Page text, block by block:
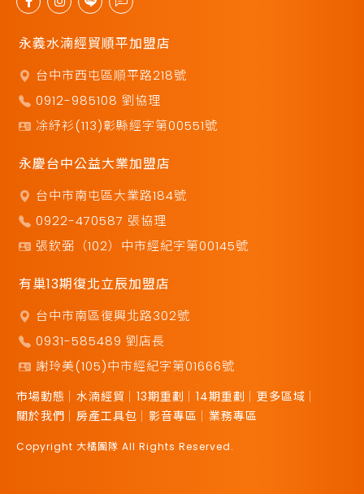
永義水湳經貿順平加盟店
台中市西屯區順平路218號
0912-985108 劉協理
凃紓衫(113)彰縣經字第00551號
永慶台中公益大業加盟店
台中市南屯區大業路184號
0922-470587 張協理
張欽弼（102）中市經紀字第00145號
有巢13期復北立辰加盟店
台中市南區復興北路302號
0931-585489 劉店長
謝玲美(105)中市經紀字第01666號
市場動態 水湳經貿 13期重劃 14期重劃
更多區域
關於我們
房產工具包 影音專區 業務專區
Copyright 大橘團隊 All Rights Reserved.